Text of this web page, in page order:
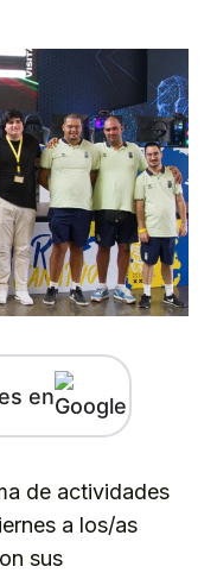
en
de actividades
a los/as
sus